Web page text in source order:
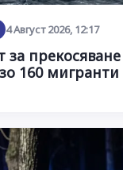
4 Август 2026, 12:17
за
160 мигранти